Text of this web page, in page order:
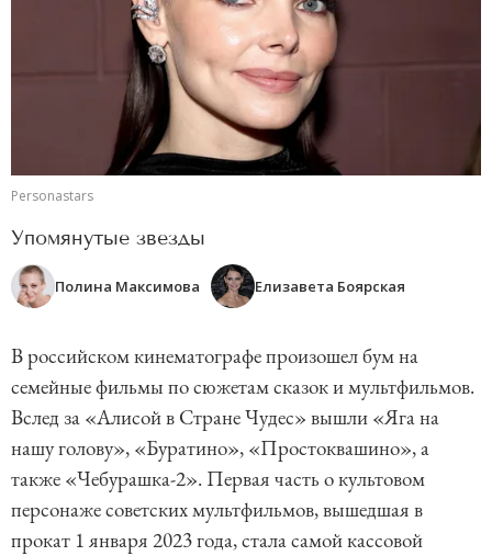
Personastars
Упомянутые звезды
Полина Максимова Елизавета Боярская
В российском кинематографе произошел бум на
семейные фильмы по сюжетам сказок и мультфильмов.
Вслед за «Алисой в Стране Чудес» вышли «Яга на
нашу голову», «Буратино», «Простоквашино», а
также «Чебурашка-2». Первая часть о культовом
персонаже советских мультфильмов, вышедшая в
прокат 1 января 2023 года, стала самой кассовой